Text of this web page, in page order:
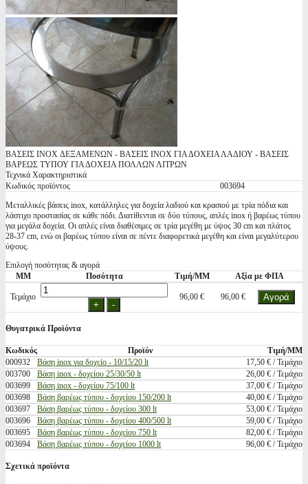
ΒΑΣΕΙΣ INOX ΔΕΞΑΜΕΝΩΝ - ΒΑΣΕΙΣ INOX ΓΙΑ ΔΟΧΕΙΑ ΛΑΔΙΟΥ - ΒΑΣΕΙΣ
ΒΑΡΕΩΣ ΤΥΠΟΥ ΓΙΑ ΔΟΧΕΙΑ ΠΟΛΛΩΝ ΛΙΤΡΩΝ
Τεχνικά Χαρακτηριστικά
Κωδικός προϊόντος
003694
Μεταλλικές βάσεις inox, κατάλληλες για δοχεία λαδιού και κρασιού με τρία πόδια και
λάστιχο προστασίας σε κάθε πόδι. Διατίθενται σε δύο τύπους, απλές inox ή βαρέως τύπου
για μεγάλα δοχεία. Οι απλές είναι διαθέσιμες σε τρία μεγέθη με ύψος 30 cm και πλάτος
28-37 cm, ενώ οι βαρέως τύπου είναι σε πέντε διαφορετικά μεγέθη και είναι μεγαλύτερου
ύψους.
Επιλογή ποσότητας & αγορά
ΜΜ
Ποσότητα Τιμή/ΜΜ Αξία με ΦΠΑ
Τεμάχιο 96,00 € 96,00 €
Θυγατρικά Προϊόντα
Κωδικός Προϊόν
Τιμή/ΜΜ
000932
Βάση inox για δοχείο - 10/15/20 lt
17,50 € / Τεμάχιο
003700
Βάση inox - δοχείου 25/30/50 lt
26,00 € / Τεμάχιο
003699
Βάση inox - δοχείου 75/100 lt
37,00 € / Τεμάχιο
003698
Βάση βαρέως τύπου - δοχείου 150/200 lt
40,00 € / Τεμάχιο
003697
Βάση βαρέως τύπου - δοχείου 300 lt
53,00 € / Τεμάχιο
003696
Βάση βαρέως τύπου - δοχείου 400/500 lt
59,00 € / Τεμάχιο
003695
Βάση βαρέως τύπου - δοχείου 750 lt
82,00 € / Τεμάχιο
003694
Βάση βαρέως τύπου - δοχείου 1000 lt 96,00 € / Τεμάχιο
Σχετικά προϊόντα